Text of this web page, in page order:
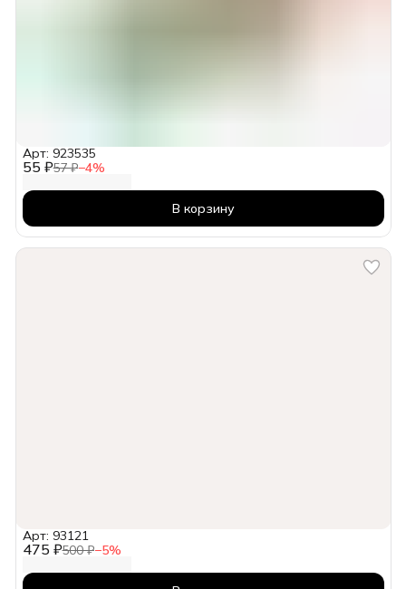
55 ₽57 ₽−4%
Арт: 923535
В корзину
475 ₽500 ₽−5%
Арт: 93121